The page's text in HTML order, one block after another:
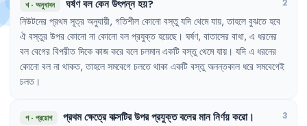
খ· অনুধাবন ঘর্ষণবলকেনউৎপন্নহয়? 2
নিউটনের প্রথম সূত্র অনুযায়ী, গতিশীল কোনো বস্তু যদি থেমে যায়, তাহলে বুঝতে হবে
ঐ বস্তুর উপর কোনো না কোনো বল প্রযুক্ত হয়েছে । ঘর্ষণ, বাতাসের বাধা, এ ধরনের
বল বেগের বিপরীত দিকে কাজ করে বলে চলমান একটি বস্তু থেমে যায় । যদি এ ধরনের
কোনো বল না থাকত, তাহলে সমবেগে চলতে থাকা একটি বস্তু অনন্তকাল ধরে সমবেগেই
চলত।
গ· প্রয়োগ প্রথমক্ষেত্রেবাক্সটিরউপরপ্রযুক্তবলেরমাননির্ণয়করো। 3